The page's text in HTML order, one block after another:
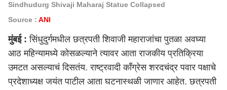
Sindhudurg Shivaji Maharaj Statue Collapsed
Source : ANI
मुंबई: सिंधुदुर्गमधील छत्रपती शिवाजी महाराजांचा पुतळा अवघ्या
आठ महिन्यामध्ये कोसळल्याने त्यावर आता राजकीय प्रतिक्रिया
उमटत असल्याचं दिसतंय. राष्ट्रवादी काँग्रेस शरदचंद्र पवार पक्षाचे
प्रदेशाध्यक्ष जयंत पाटील आता घटनास्थळी जाणार आहेत. छत्रपती